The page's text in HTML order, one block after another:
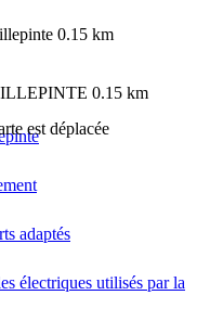
adaptés
électriques utilisés par la
0.15 km
0.15 km
est déplacée